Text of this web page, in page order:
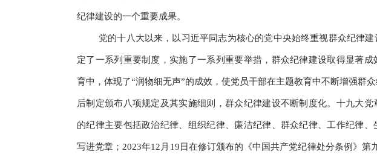
纪律建设的一个重要成果。
党的十八大以来，以习近平同志为核心的党中央始终重视群众纪律
定了一系列重要制度，实施了一系列重要举措，群众纪律建设取得显著
育中，体现了“润物细无声”的成效，使党员干部在主题教育中不断增强群
后制定颁布八项规定及其实施细则，群众纪律建设不断制度化。十九大
的纪律主要包括政治纪律、组织纪律、廉洁纪律、群众纪律、工作纪律
写进党章；2023年12月19日在修订颁布的《中国共产党纪律处分条例》第